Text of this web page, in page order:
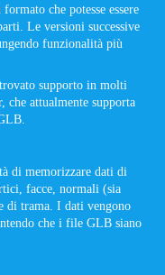
che potesse essere
Le versioni successive
funzionalità più
supporto in molti
attualmente supporta
di memorizzare dati di
facce, normali (sia
di trama. I dati vengono
che i file GLB siano